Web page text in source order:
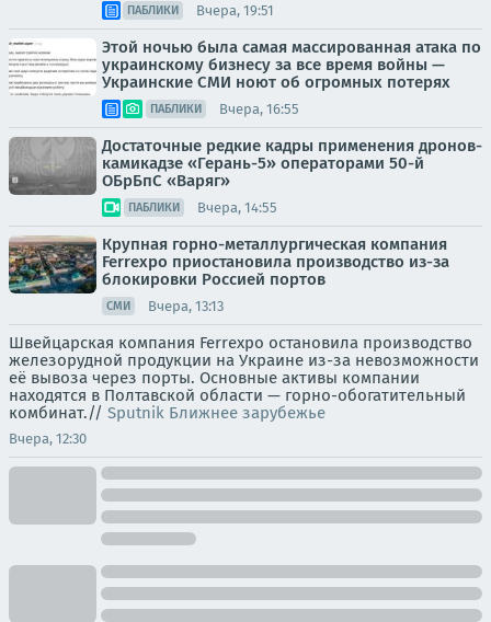
ПАБЛИКИ Вчера, 19:51
Этой ночью была самая массированная атака по
украинскому бизнесу за все время войны —
Украинские СМИ ноют об огромных потерях
ПАБЛИКИ Вчера, 16:55
Достаточные редкие кадры применения дронов-
камикадзе «Герань-5» операторами 50-й
ОБрБпС «Варяг»
ПАБЛИКИ Вчера, 14:55
Крупная горно-металлургическая компания
Ferrexpo приостановила производство из-за
блокировки Россией портов
СМИ Вчера, 13:13
Швейцарская компания Ferrexpo остановила производство
железорудной продукции на Украине из-за невозможности
её вывоза через порты. Основные активы компании
находятся в Полтавской области — горно-обогатительный
комбинат.// Sputnik Ближнее зарубежье
Вчера, 12:30